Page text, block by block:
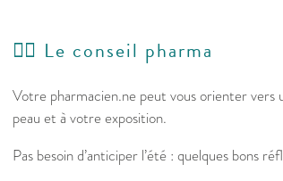
👩‍⚕️ Le conseil pharma
Votre pharmacien.ne peut vous orienter
peau et à votre exposition.
Pas besoin d’anticiper l’été : quelques bons